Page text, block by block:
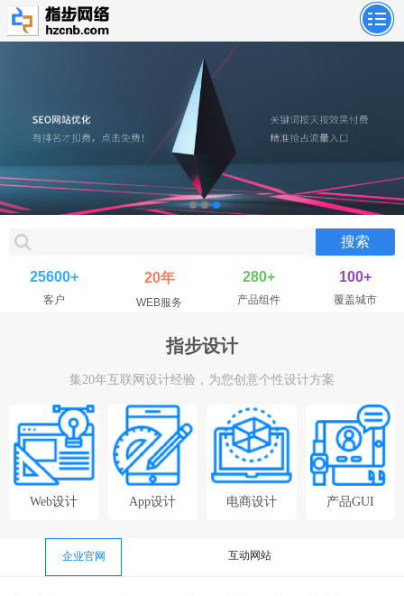
25600+
客户
20年
WEB服务
280+
产品组件
100+
覆盖城市
指步设计
集20年互联网设计经验，为您创意个性设计方案
Web设计 App设计 电商设计 产品GUI
企业官网 互动网站